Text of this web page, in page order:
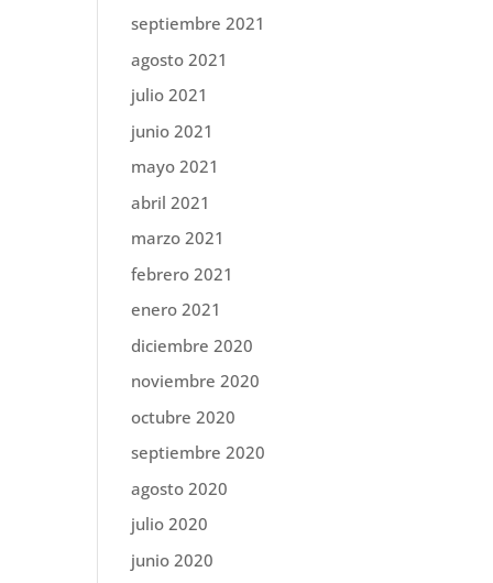
septiembre 2021
agosto 2021
julio 2021
junio 2021
mayo 2021
abril 2021
marzo 2021
febrero 2021
enero 2021
diciembre 2020
noviembre 2020
octubre 2020
septiembre 2020
agosto 2020
julio 2020
junio 2020